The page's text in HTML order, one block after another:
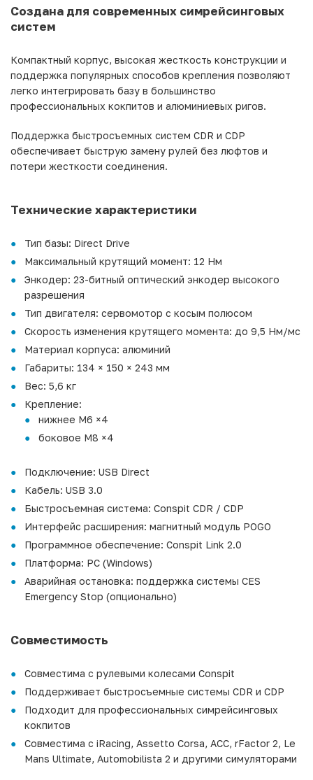
Создана для современных симрейсинговых
систем
Компактный корпус, высокая жесткость конструкции и
поддержка популярных способов крепления позволяют
легко интегрировать базу в большинство
профессиональных кокпитов и алюминиевых ригов.
Поддержка быстросъемных систем CDR и CDP
обеспечивает быструю замену рулей без люфтов и
потери жесткости соединения.
Технические характеристики
Тип базы: Direct Drive
Максимальный крутящий момент: 12 Нм
Энкодер: 23-битный оптический энкодер высокого
разрешения
Тип двигателя: сервомотор с косым полюсом
Скорость изменения крутящего момента: до 9,5 Нм/мс
Материал корпуса: алюминий
Габариты: 134 × 150 × 243 мм
Вес: 5,6 кг
Крепление:
нижнее M6 ×4
боковое M8 ×4
Подключение: USB Direct
Кабель: USB 3.0
Быстросъемная система: Conspit CDR / CDP
Интерфейс расширения: магнитный модуль POGO
Программное обеспечение: Conspit Link 2.0
Платформа: PC (Windows)
Аварийная остановка: поддержка системы CES
Emergency Stop (опционально)
Совместимость
Совместима с рулевыми колесами Conspit
Поддерживает быстросъемные системы CDR и CDP
Подходит для профессиональных симрейсинговых
кокпитов
Совместима с iRacing, Assetto Corsa, ACC, rFactor 2, Le
Mans Ultimate, Automobilista 2 и другими симуляторами